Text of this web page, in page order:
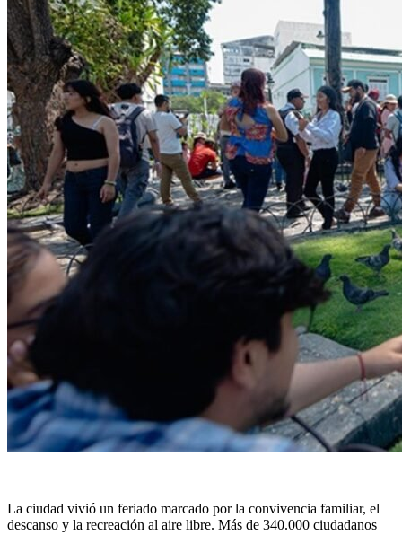
La ciudad vivió un feriado marcado por la convivencia familiar, el
descanso y la recreación al aire libre. Más de 340.000 ciudadanos